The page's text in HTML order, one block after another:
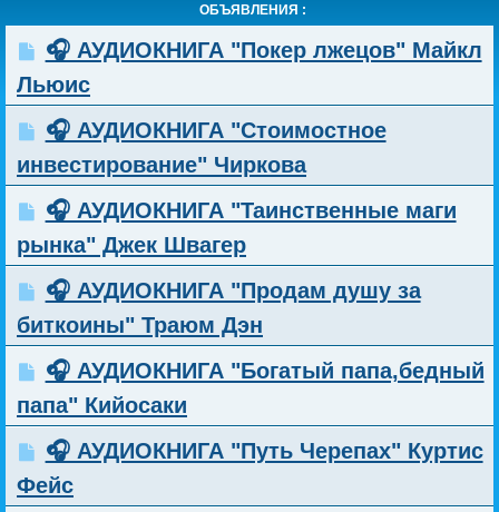
ОБЪЯВЛЕНИЯ :
🎧 АУДИОКНИГА "Покер лжецов" Майкл
Льюис
🎧 АУДИОКНИГА "Стоимостное
инвестирование" Чиркова
🎧 АУДИОКНИГА "Таинственные маги
рынка" Джек Швагер
🎧 АУДИОКНИГА "Продам душу за
биткоины" Траюм Дэн
🎧 АУДИОКНИГА "Богатый папа,бедный
папа" Кийосаки
🎧 АУДИОКНИГА "Путь Черепах" Куртис
Фейс